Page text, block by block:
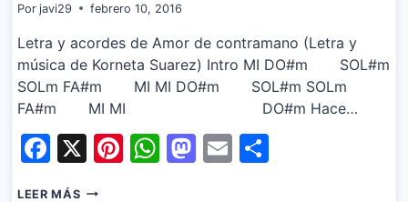
Por javi29 febrero 10, 2016
Letra y acordes de Amor de contramano (Letra y
música de Korneta Suarez) Intro MI DO#m SOL#m
SOLm FA#m MI MI DO#m SOL#m SOLm
FA#m MI MI DO#m Hace…
Facebook
X Pinterest
WhatsApp
Mastodon
Email
LEER MÁSLOS